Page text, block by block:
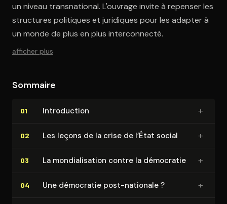
un niveau transnational. L'ouvrage invite à repenser les
structures politiques et juridiques pour les adapter à
un monde de plus en plus interconnecté.
afficher plus
Sommaire
01 In­tro­duc­tion +
02 Les leçons de la crise de l’État social +
03 La mon­dia­li­sa­tion contre la démocratie +
04 Une démocratie post-nationale ? +